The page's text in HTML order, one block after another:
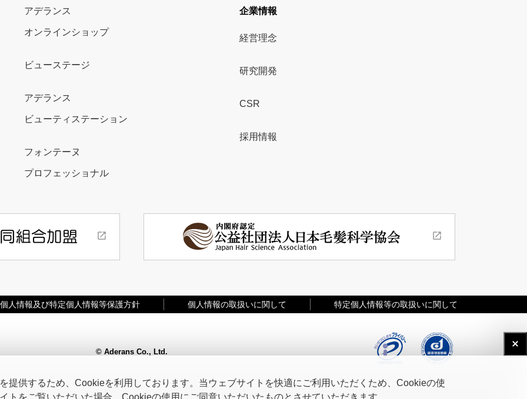
アデランス
オンラインショップ
ビューステージ
アデランス
ビューティステーション
フォンテーヌ
プロフェッショナル
企業情報
経営理念
研究開発
CSR
採用情報
個人情報及び特定個人情報等保護方針 個人情報の取扱いに関して 特定個人情報等の取扱いに関して
© Aderans Co., Ltd.
提供するため、Cookieを利用しております。当ウェブサイトを快適にご利用いただくため、Cookieの使
トをご覧いただいた場合、Cookieの使用にご同意いただいたものとさせていただきます。